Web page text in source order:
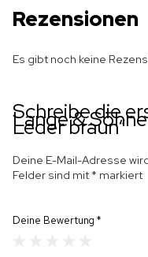
Rezensionen
Es gibt noch keine
Schreibe die
Lange &
Leder braun“
Deine E-Mail-Adresse
Felder sind mit * markiert
Deine Bewertung *